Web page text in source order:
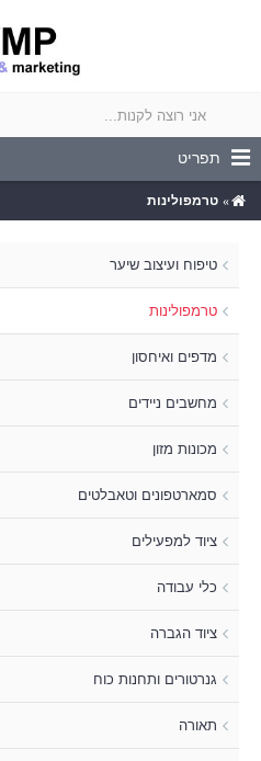
תפריט
טרמפולינות
טיפוח ועיצוב שיער
טרמפולינות
מדפים ואיחסון
מחשבים ניידים
מכונות מזון
סמארטפונים וטאבלטים
ציוד למפעילים
כלי עבודה
ציוד הגברה
גנרטורים ותחנות כוח
תאורה